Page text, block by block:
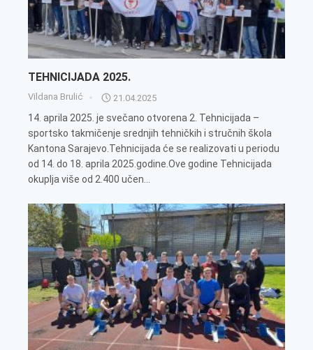
TEHNICIJADA 2025.
Vildana Brulić 21.04.2025
14. aprila 2025. je svečano otvorena 2. Tehnicijada –
sportsko takmičenje srednjih tehničkih i stručnih škola
Kantona Sarajevo.Tehnicijada će se realizovati u periodu
od 14. do 18. aprila 2025.godine.Ove godine Tehnicijada
okuplja više od 2.400 učen...